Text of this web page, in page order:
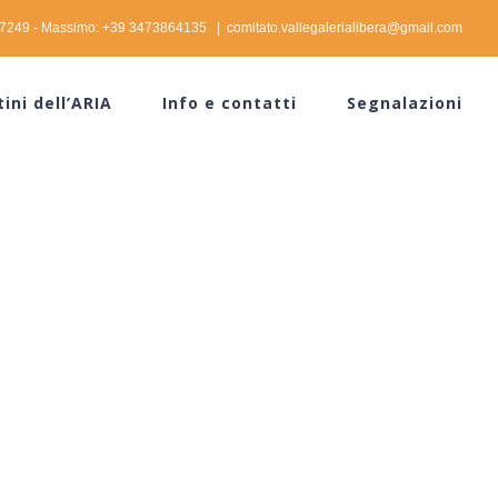
- Massimo: +39 3473864135 comitato.vallegalerialibera@gmail.com
dell’ARIA Info e contatti Segnalazioni